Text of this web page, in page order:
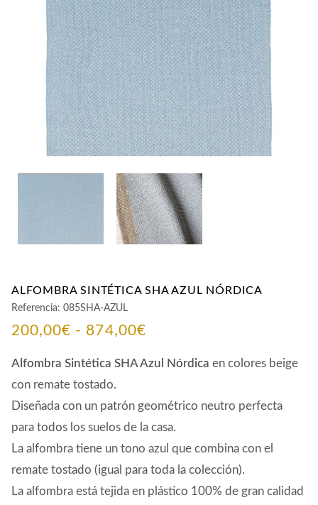
CONTACTO
ALFOMBRA SINTÉTICA SHA AZUL NÓRDICA
Referencia: 085SHA-AZUL
200,00€ - 874,00€Rango
de
desde
200,00€
hasta
874,00€
Alfombra Sintética SHA Azul Nórdica en colores beige
con remate tostado.
Diseñada con un patrón geométrico neutro perfecta
para todos los suelos de la casa.
La alfombra tiene un tono azul que combina con el
remate tostado (igual para toda la colección).
La alfombra está tejida en plástico 100% de gran calidad